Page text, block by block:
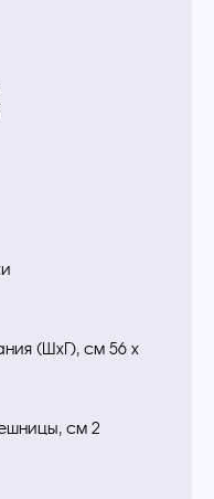
(ШхГ), см 56 х
см 2